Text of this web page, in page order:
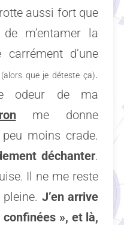
aussi fort que
m’entamer la
d’une
(alors que je déteste ça).
odeur de ma
me donne
peu moins crade.
déchanter.
Il ne me reste
J’en arrive
», et là,